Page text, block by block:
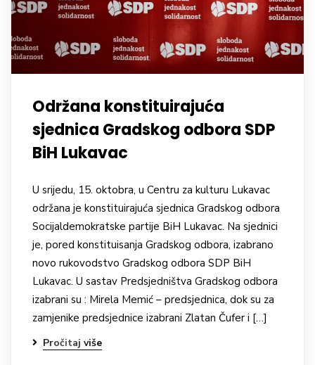
Održana konstituirajuća
sjednica Gradskog odbora SDP
BiH Lukavac
U srijedu, 15. oktobra, u Centru za kulturu Lukavac
održana je konstituirajuća sjednica Gradskog odbora
Socijaldemokratske partije BiH Lukavac. Na sjednici
je, pored konstituisanja Gradskog odbora, izabrano
novo rukovodstvo Gradskog odbora SDP BiH
Lukavac. U sastav Predsjedništva Gradskog odbora
izabrani su : Mirela Memić – predsjednica, dok su za
zamjenike predsjednice izabrani Zlatan Čufer i […]
Pročitaj više